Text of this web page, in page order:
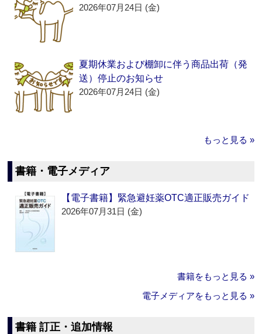
2026年07月24日 (金)
夏期休業および棚卸に伴う商品出荷（発
送）停止のお知らせ
2026年07月24日 (金)
もっと見る »
書籍・電子メディア
【電子書籍】緊急避妊薬OTC適正販売ガイド
2026年07月31日 (金)
書籍をもっと見る »
電子メディアをもっと見る »
書籍 訂正・追加情報